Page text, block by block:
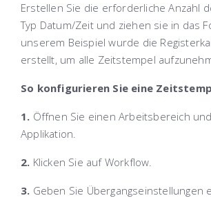
Erstellen Sie die erforderliche Anzahl
Typ Datum/Zeit und ziehen sie in das
unserem Beispiel wurde die
erstellt, um alle Zeitstempel
So konfigurieren Sie eine
1. Öffnen Sie einen Arbeitsbereich
Applikation.
2. Klicken Sie auf Workflow.
3. Geben Sie Übergangseinstellungen